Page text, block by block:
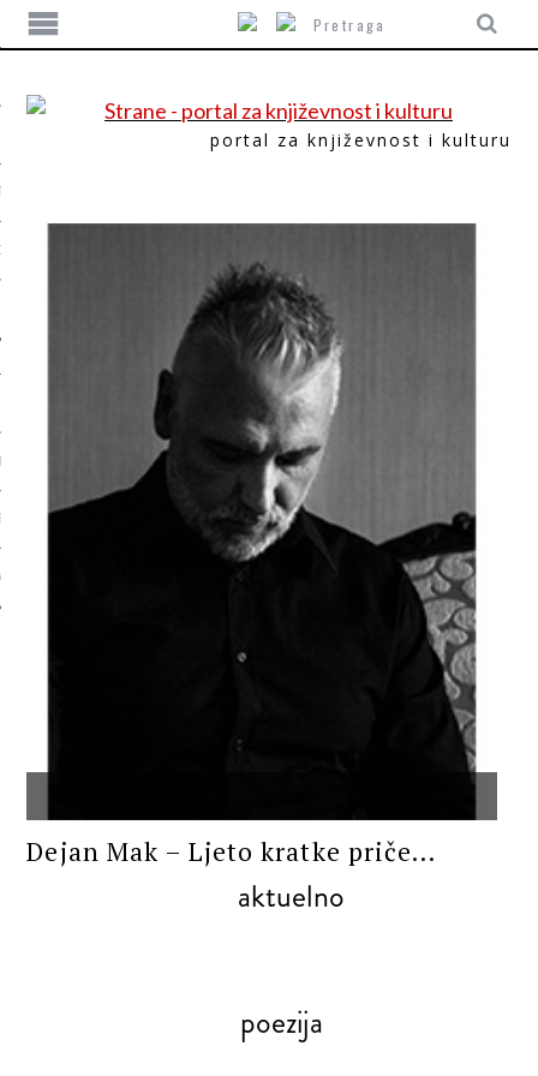
portal za književnost i kulturu
Dejan Mak – Ljeto kratke priče...
aktuelno
poezija